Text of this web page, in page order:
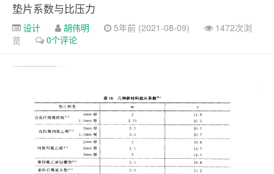
垫片系数与比压力
设计 胡伟明 5年前 (2021-08-09)
1472次浏
览
0个评论